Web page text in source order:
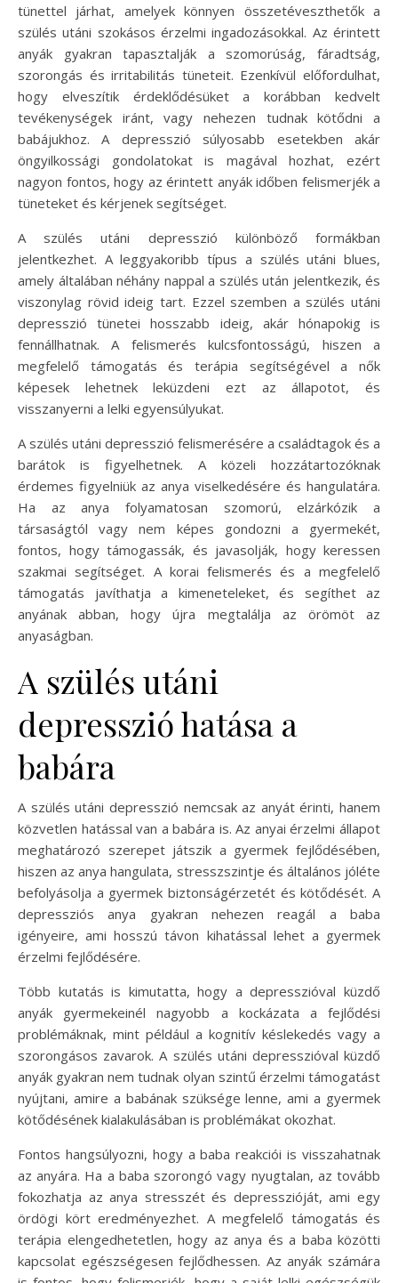
tünettel járhat, amelyek könnyen összetéveszthetők a
szülés utáni szokásos érzelmi ingadozásokkal. Az érintett
anyák gyakran tapasztalják a szomorúság, fáradtság,
szorongás és irritabilitás tüneteit. Ezenkívül előfordulhat,
hogy elveszítik érdeklődésüket a korábban kedvelt
tevékenységek iránt, vagy nehezen tudnak kötődni a
babájukhoz. A depresszió súlyosabb esetekben akár
öngyilkossági gondolatokat is magával hozhat, ezért
nagyon fontos, hogy az érintett anyák időben felismerjék a
tüneteket és kérjenek segítséget.
A szülés utáni depresszió különböző formákban
jelentkezhet. A leggyakoribb típus a szülés utáni blues,
amely általában néhány nappal a szülés után jelentkezik, és
viszonylag rövid ideig tart. Ezzel szemben a szülés utáni
depresszió tünetei hosszabb ideig, akár hónapokig is
fennállhatnak. A felismerés kulcsfontosságú, hiszen a
megfelelő támogatás és terápia segítségével a nők
képesek lehetnek leküzdeni ezt az állapotot, és
visszanyerni a lelki egyensúlyukat.
A szülés utáni depresszió felismerésére a családtagok és a
barátok is figyelhetnek. A közeli hozzátartozóknak
érdemes figyelniük az anya viselkedésére és hangulatára.
Ha az anya folyamatosan szomorú, elzárkózik a
társaságtól vagy nem képes gondozni a gyermekét,
fontos, hogy támogassák, és javasolják, hogy keressen
szakmai segítséget. A korai felismerés és a megfelelő
támogatás javíthatja a kimeneteleket, és segíthet az
anyának abban, hogy újra megtalálja az örömöt az
anyaságban.
A szülés utáni
depresszió hatása a
babára
A szülés utáni depresszió nemcsak az anyát érinti, hanem
közvetlen hatással van a babára is. Az anyai érzelmi állapot
meghatározó szerepet játszik a gyermek fejlődésében,
hiszen az anya hangulata, stresszszintje és általános jóléte
befolyásolja a gyermek biztonságérzetét és kötődését. A
depressziós anya gyakran nehezen reagál a baba
igényeire, ami hosszú távon kihatással lehet a gyermek
érzelmi fejlődésére.
Több kutatás is kimutatta, hogy a depresszióval küzdő
anyák gyermekeinél nagyobb a kockázata a fejlődési
problémáknak, mint például a kognitív késlekedés vagy a
szorongásos zavarok. A szülés utáni depresszióval küzdő
anyák gyakran nem tudnak olyan szintű érzelmi támogatást
nyújtani, amire a babának szüksége lenne, ami a gyermek
kötődésének kialakulásában is problémákat okozhat.
Fontos hangsúlyozni, hogy a baba reakciói is visszahatnak
az anyára. Ha a baba szorongó vagy nyugtalan, az tovább
fokozhatja az anya stresszét és depresszióját, ami egy
ördögi kört eredményezhet. A megfelelő támogatás és
terápia elengedhetetlen, hogy az anya és a baba közötti
kapcsolat egészségesen fejlődhessen. Az anyák számára